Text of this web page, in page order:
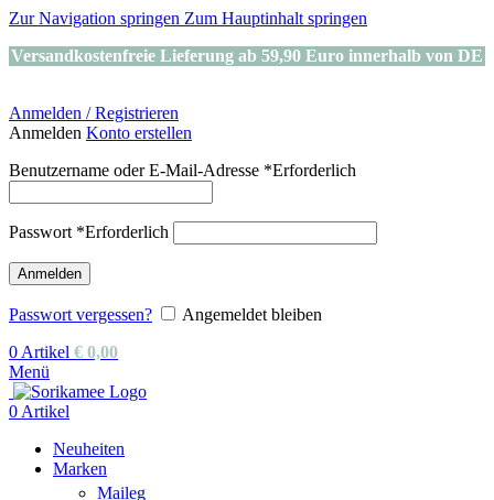
Zur Navigation springen Zum Hauptinhalt springen
Versandkostenfreie Lieferung ab 59,90 Euro innerhalb von DE
Anmelden / Registrieren
Anmelden Konto erstellen
Benutzername oder E-Mail-Adresse *Erforderlich
Passwort *Erforderlich
Anmelden
Passwort vergessen?
Angemeldet bleiben
0 Artikel € 0,00
Menü
0 Artikel
Neuheiten
Marken
Maileg